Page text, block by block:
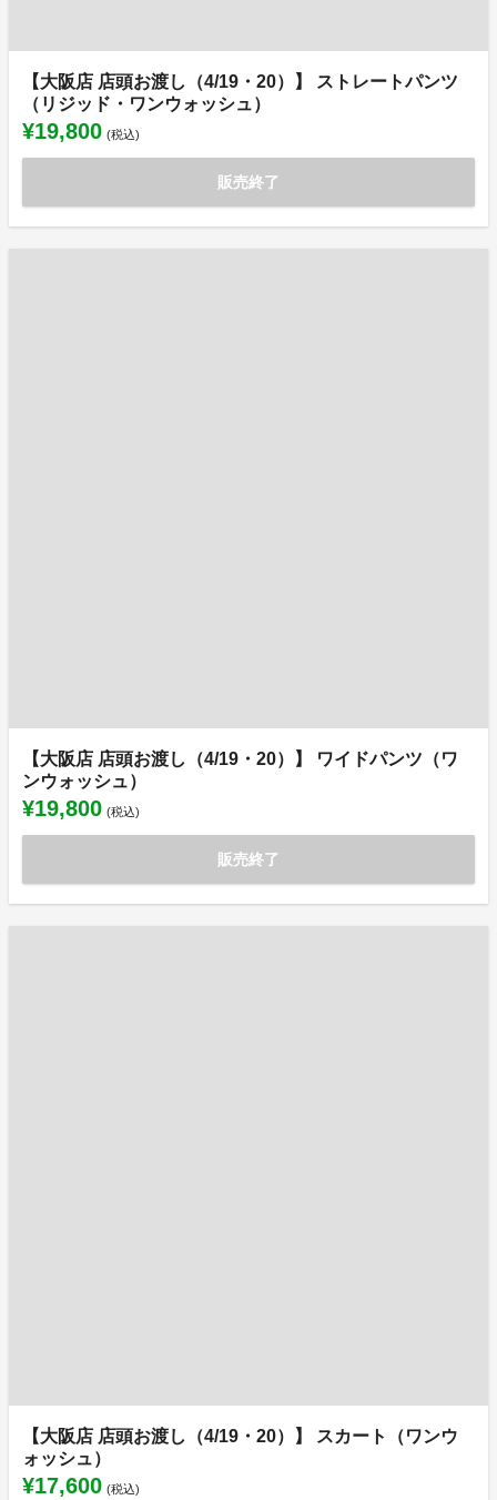
【大阪店 店頭お渡し（4/19・20）】 ストレートパンツ
（リジッド・ワンウォッシュ）
¥19,800 (税込)
販売終了
【大阪店 店頭お渡し（4/19・20）】 ワイドパンツ（ワ
ンウォッシュ）
¥19,800 (税込)
販売終了
【大阪店 店頭お渡し（4/19・20）】 スカート（ワンウ
ォッシュ）
¥17,600 (税込)